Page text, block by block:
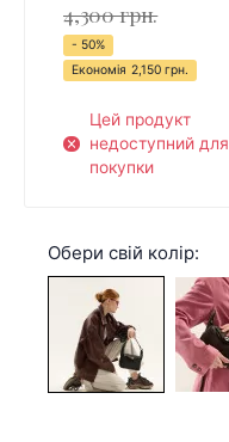
4,300 грн.
- 50%
Економія 2,150 грн.
Цей продукт
недоступний для
покупки
Обери свій колір: